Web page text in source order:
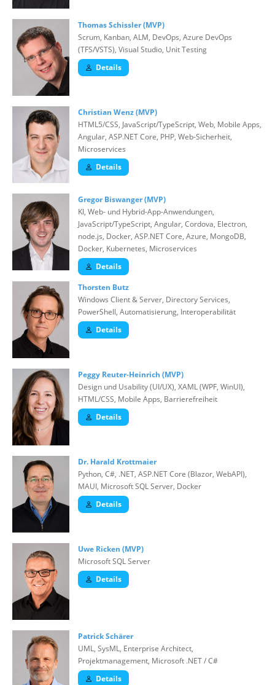
Thomas Schissler (MVP)
Scrum, Kanban, ALM, DevOps, Azure DevOps
(TFS/VSTS), Visual Studio, Unit Testing
Details
Christian Wenz (MVP)
HTML5/CSS, JavaScript/TypeScript, Web, Mobile Apps,
Angular, ASP.NET Core, PHP, Web-Sicherheit,
Microservices
Details
Gregor Biswanger (MVP)
KI, Web- und Hybrid-App-Anwendungen,
JavaScript/TypeScript, Angular, Cordova, Electron,
node.js, Docker, ASP.NET Core, Azure, MongoDB,
Docker, Kubernetes, Microservices
Details
Thorsten Butz
Windows Client & Server, Directory Services,
PowerShell, Automatisierung, Interoperabilität
Details
Peggy Reuter-Heinrich (MVP)
Design und Usability (UI/UX), XAML (WPF, WinUI),
HTML/CSS, Mobile Apps, Barrierefreiheit
Details
Dr. Harald Krottmaier
Python, C#, .NET, ASP.NET Core (Blazor, WebAPI),
MAUI, Microsoft SQL Server, Docker
Details
Uwe Ricken (MVP)
Microsoft SQL Server
Details
Patrick Schärer
UML, SysML, Enterprise Architect,
Projektmanagement, Microsoft .NET / C#
Details